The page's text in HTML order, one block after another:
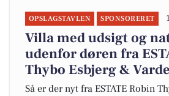
OPSLAGSTAVLEN SPONSORERET
Villa med udsigt og
udenfor døren fra
Thybo Esbjerg & Varde
Så er der nyt fra ESTATE Robin